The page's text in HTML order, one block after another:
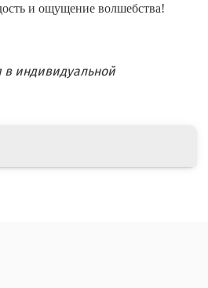
и ощущение волшебства!
в индивидуальной